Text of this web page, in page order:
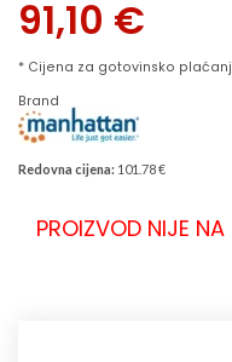
91,10 €
* Cijena za gotovinsko
Brand
Redovna cijena: 101.78 €
PROIZVOD NIJE NA